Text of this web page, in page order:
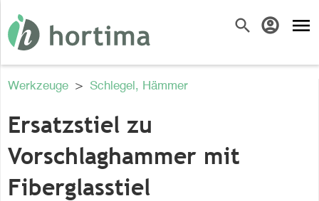
search account_circle menu
Werkzeuge > Schlegel, Hämmer
Ersatzstiel zu
Vorschlaghammer mit
Fiberglasstiel